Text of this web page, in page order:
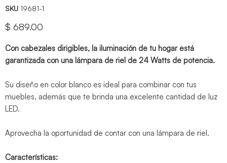
SKU 19681-1
Precio actual
$ 689.00
Con cabezales dirigibles, la iluminación de tu hogar está
garantizada con una lámpara de riel de 24 Watts de potencia.
Su diseño en color blanco es ideal para combinar con tus
muebles, además que te brinda una excelente cantidad de luz
LED.
Aprovecha la oportunidad de contar con una lámpara de riel.
Características: